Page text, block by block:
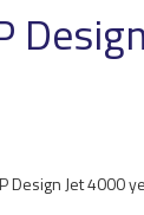
Design Jet 4000